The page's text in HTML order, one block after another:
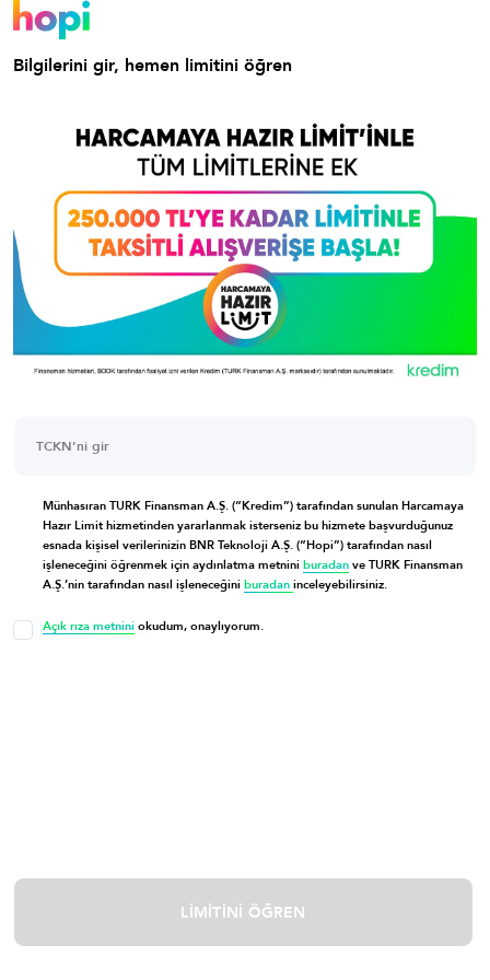
Bilgilerini gir, hemen limitini öğren
Münhasıran TURK Finansman A.Ş. (“Kredim”) tarafından sunulan Harcamaya
Hazır Limit hizmetinden yararlanmak isterseniz bu hizmete başvurduğunuz
esnada kişisel verilerinizin BNR Teknoloji A.Ş. (“Hopi”) tarafından nasıl
işleneceğini öğrenmek için aydınlatma metnini buradan ve TURK Finansman
A.Ş.’nin tarafından nasıl işleneceğini buradan inceleyebilirsiniz.
Açık rıza metnini okudum, onaylıyorum.
LİMİTİNİ ÖĞREN